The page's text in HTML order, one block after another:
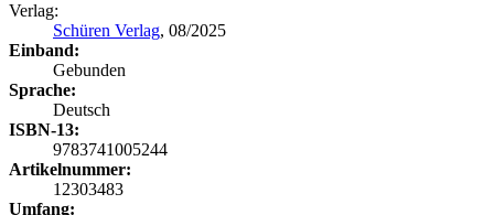
Verlag:
Schüren Verlag, 08/2025
Einband:
Gebunden
Sprache:
Deutsch
ISBN-13:
9783741005244
Artikelnummer:
12303483
Umfang: